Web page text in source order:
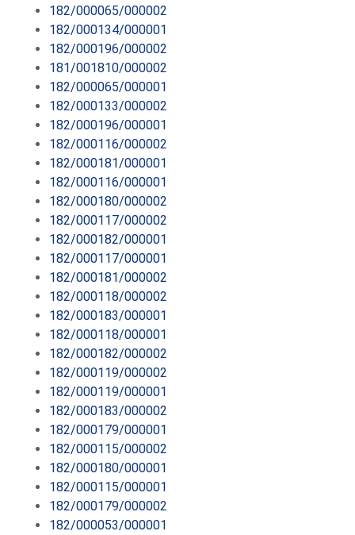
182/000065/000002
182/000134/000001
182/000196/000002
181/001810/000002
182/000065/000001
182/000133/000002
182/000196/000001
182/000116/000002
182/000181/000001
182/000116/000001
182/000180/000002
182/000117/000002
182/000182/000001
182/000117/000001
182/000181/000002
182/000118/000002
182/000183/000001
182/000118/000001
182/000182/000002
182/000119/000002
182/000119/000001
182/000183/000002
182/000179/000001
182/000115/000002
182/000180/000001
182/000115/000001
182/000179/000002
182/000053/000001